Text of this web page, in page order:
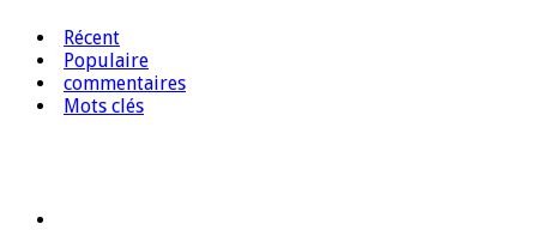
Récent
Populaire
commentaires
Mots clés